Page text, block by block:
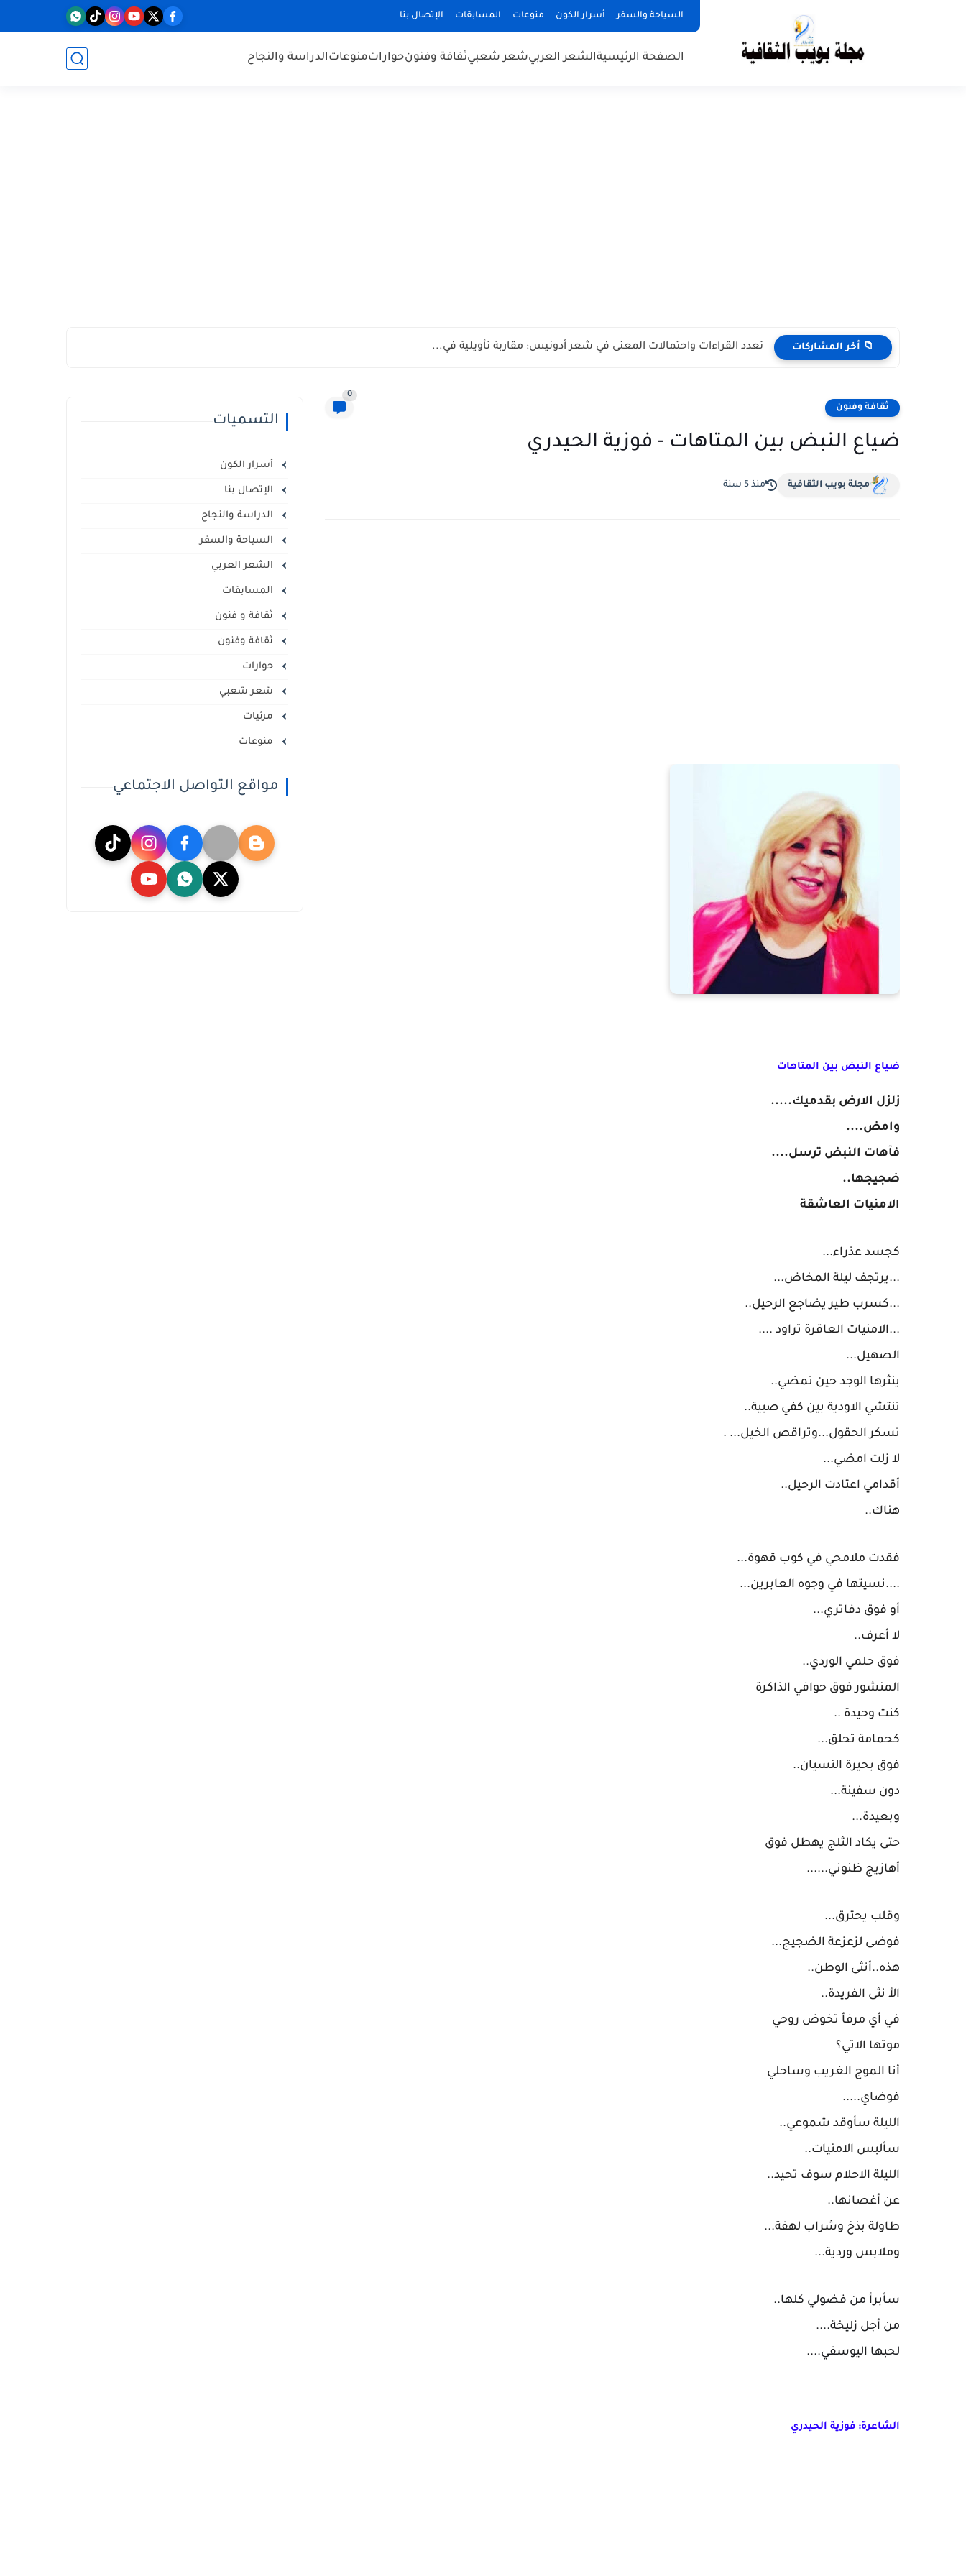
السياحة والسفر أسرار الكون منوعات المسابقات الإتصال بنا
الصفحة الرئيسيةالشعر العربيشعر شعبيثقافة وفنونحواراتمنوعاتالدراسة والنجاح
📁 أخر المشاركات تعدد القراءات واحتمالات المعنى في شعر أدونيس: مقاربة تأويلية في...
ثقافة وفنون
0
ضياع النبض بين المتاهات - فوزية الحيدري
مجلة بويب الثقافية منذ 5 سنة
ضياع النبض بين المتاهات
زلزل الارض بقدميك.....
وامض....
فآهات النبض ترسل....
ضجيجها..
الامنيات العاشقة
كجسد عذراء...
...يرتجف ليلة المخاض...
...كسرب طير يضاجع الرحيل..
...الامنيات العاقرة تراود ....
الصهيل...
ينثرها الوجد حين تمضي..
تنتشي الاودية بين كفي صبية..
تسكر الحقول...وتراقص الخيل... .
لا زلت امضي...
أقدامي اعتادت الرحيل..
هناك..
فقدت ملامحي في كوب قهوة...
....نسيتها في وجوه العابرين...
أو فوق دفاتري...
لا أعرف..
فوق حلمي الوردي..
المنشور فوق حوافي الذاكرة
كنت وحيدة ..
كحمامة تحلق...
فوق بحيرة النسيان..
دون سفينة...
وبعيدة...
حتى يكاد الثلج يهطل فوق
أهازيج ظنوني......
وقلب يحترق...
فوضى لزعزعة الضجيج...
هذه..أنثى الوطن..
الأ نثى الفريدة..
في أي مرفأ تخوض روحي
موتها الاتي؟
أنا الموج الغريب وساحلي
فوضاي.....
الليلة سأوقد شموعي..
سألبس الامنيات..
الليلة الاحلام سوف تحيد..
عن أغصانها..
طاولة بذخ وشراب لهفة...
وملابس وردية...
سأبرأ من فضولي كلها..
من أجل زليخة....
لحبها اليوسفي....
الشاعرة: فوزية الحيدري
التسميات
أسرار الكون
الإتصال بنا
الدراسة والنجاح
السياحة والسفر
الشعر العربي
المسابقات
ثقافة و فنون
ثقافة وفنون
حوارات
شعر شعبي
مرئيات
منوعات
مواقع التواصل الاجتماعي